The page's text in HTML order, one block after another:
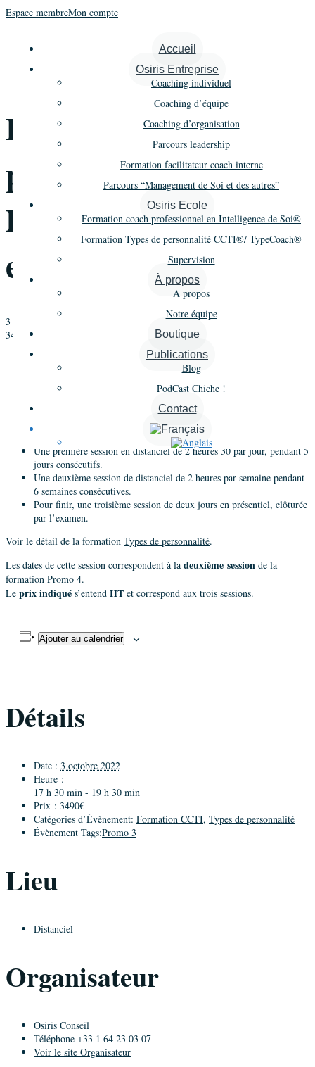
Espace membreMon compte
Accueil
Osiris Entreprise
Coaching individuel
Coaching d’équipe
Coaching d’organisation
Parcours leadership
Formation facilitateur coach interne
Parcours “Management de Soi et des autres”
Osiris Ecole
Formation coach professionnel en Intelligence de Soi®
Formation Types de personnalité CCTI®/ TypeCoach®
Supervision
À propos
À propos
Notre équipe
Boutique
Publications
Blog
PodCast Chiche !
Contact
« Tous les Évènements
Formation Types de
personnalité CCTI® –
Promo 3 – Session 2
en Distanciel
3 octobre 2022 @ 17 h 30 min
19 h 30 min
3490€
Formation Types de personnalité CCTI® – Promo 3 – Session 2 en
Distanciel
Formation Types de personnalité CCTI® – Promo 4 – Session 1 en
Types de personnalité en distanciel
3 sessions
Une première session en distanciel de 2 heures 30 par jour, pendant 5
jours consécutifs.
Une deuxième session de distanciel de 2 heures par semaine pendant
6 semaines consécutives.
Pour finir, une troisième session de deux jours en présentiel, clôturée
par l’examen.
Voir le détail de la formation Types de personnalité.
Les dates de cette session correspondent à la deuxième session de la
formation Promo 4.
Le prix indiqué s’entend HT et correspond aux trois sessions.
Ajouter au calendrier
Détails
Date : 3 octobre 2022
Heure :
17 h 30 min - 19 h 30 min
Prix : 3490€
Catégories d’Évènement: Formation CCTI, Types de personnalité
Évènement Tags:Promo 3
Lieu
Distanciel
Organisateur
Osiris Conseil
Téléphone +33 1 64 23 03 07
Voir le site Organisateur